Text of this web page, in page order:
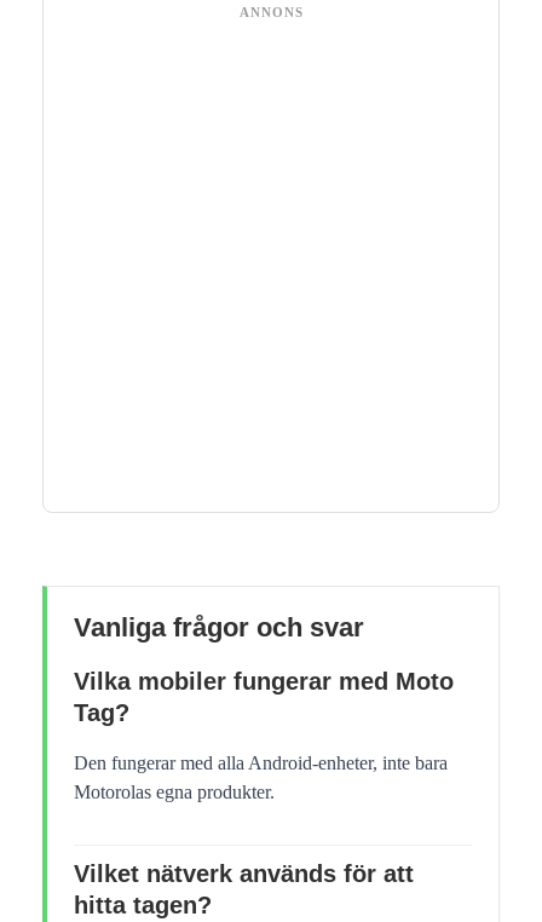
ANNONS
Vanliga frågor och svar
Vilka mobiler fungerar med Moto
Tag?
Den fungerar med alla Android-enheter, inte bara
Motorolas egna produkter.
Vilket nätverk används för att
hitta tagen?